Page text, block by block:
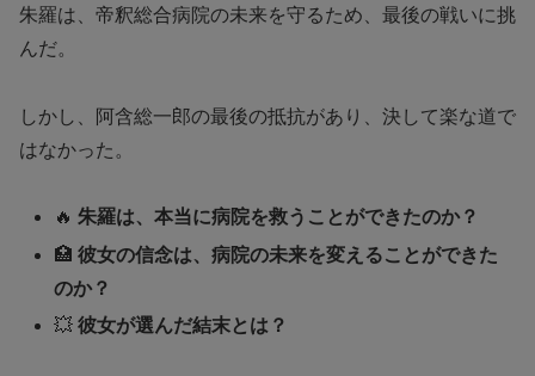
朱羅は、帝釈総合病院の未来を守るため、最後の戦いに挑
んだ。
しかし、阿含総一郎の最後の抵抗があり、決して楽な道で
はなかった。
🔥朱羅は、本当に病院を救うことができたのか？
🏥彼女の信念は、病院の未来を変えることができた
のか？
💥彼女が選んだ結末とは？